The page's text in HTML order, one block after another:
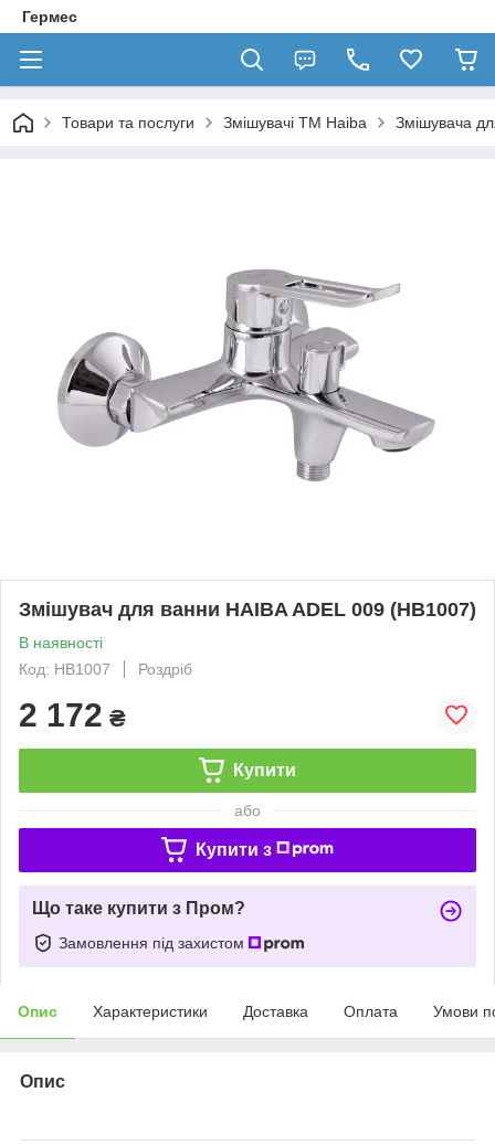
Гермес
Товари та послуги Змішувачі ТМ Haiba Змішувача
Змішувач для ванни HAIBA ADEL 009 (HB1007)
В наявності
Код: HB1007
Роздріб
2 172 ₴
Купити
або
Купити з
Що таке купити з Пром?
Замовлення під захистом
Опис Характеристики Доставка Оплата Умови
Опис